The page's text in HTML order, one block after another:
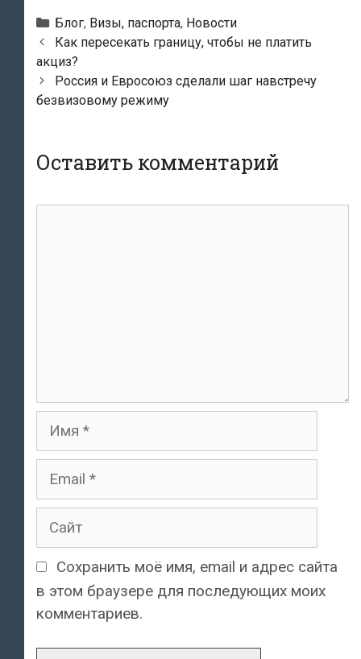
Рубрики
Блог, Визы, паспорта, Новости
Навигация
по
записям
Как пересекать границу, чтобы не платить
акциз?
Россия и Евросоюз сделали шаг навстречу
безвизовому режиму
Оставить комментарий
Имя
Email
Сайт
Сохранить моё имя, email и адрес сайта
в этом браузере для последующих моих
комментариев.